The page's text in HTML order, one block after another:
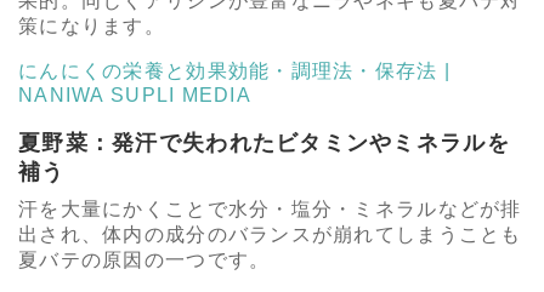
策になります。
にんにくの栄養と効果効能・調理法・保存法 |
NANIWA SUPLI MEDIA
夏野菜：発汗で失われたビタミンやミネラルを
補う
汗を大量にかくことで水分・塩分・ミネラルなどが排
出され、体内の成分のバランスが崩れてしまうことも
夏バテの原因の一つです。